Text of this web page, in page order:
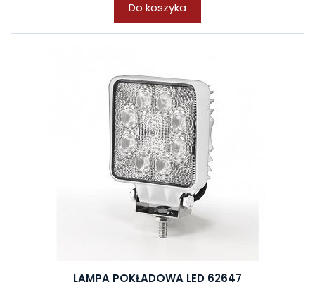
Do koszyka
LAMPA POKŁADOWA LED 62647